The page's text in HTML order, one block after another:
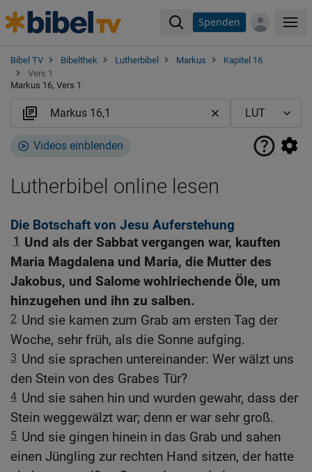
Spenden
Bibel TV Bibelthek Lutherbibel Markus
Kapitel 16
Vers 1
Markus 16, Vers 1
Videos einblenden
Lutherbibel online lesen
Die Botschaft von Jesu Auferstehung
1
Und als der Sabbat vergangen war, kauften
Maria Magdalena und Maria, die Mutter des
Jakobus, und Salome wohlriechende Öle, um
hinzugehen und ihn zu salben.
2 Und sie kamen zum Grab am ersten Tag der
Woche, sehr früh, als die Sonne aufging.
3 Und sie sprachen untereinander: Wer wälzt uns
den Stein von des Grabes Tür?
4 Und sie sahen hin und wurden gewahr, dass der
Stein weggewälzt war; denn er war sehr groß.
5 Und sie gingen hinein in das Grab und sahen
einen Jüngling zur rechten Hand sitzen, der hatte